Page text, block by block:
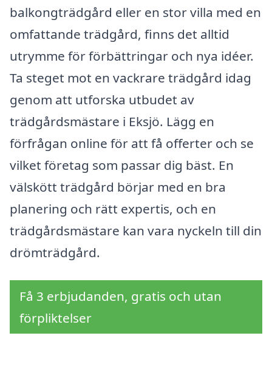
balkongträdgård eller en stor villa med en
omfattande trädgård, finns det alltid
utrymme för förbättringar och nya idéer.
Ta steget mot en vackrare trädgård idag
genom att utforska utbudet av
trädgårdsmästare i Eksjö. Lägg en
förfrågan online för att få offerter och se
vilket företag som passar dig bäst. En
välskött trädgård börjar med en bra
planering och rätt expertis, och en
trädgårdsmästare kan vara nyckeln till din
drömträdgård.
Få 3 erbjudanden, gratis och utan
förpliktelser